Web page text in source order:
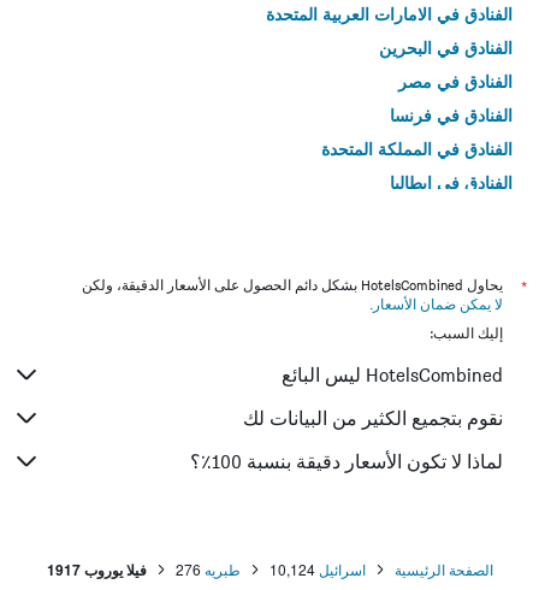
الفنادق في الامارات العربية المتحدة
الفنادق في البحرين
الفنادق في مصر
الفنادق في فرنسا
الفنادق في المملكة المتحدة
الفنادق في إيطاليا
*
يحاول HotelsCombined بشكل دائم الحصول على الأسعار الدقيقة، ولكن
لا يمكن ضمان الأسعار .
إليك السبب:
HotelsCombined ليس البائع
نقوم بتجميع الكثير من البيانات لك
لماذا لا تكون الأسعار دقيقة بنسبة 100٪؟
الصفحة الرئيسية اسرائيل 10,124 طبريه 276 فيلا يوروب 1917